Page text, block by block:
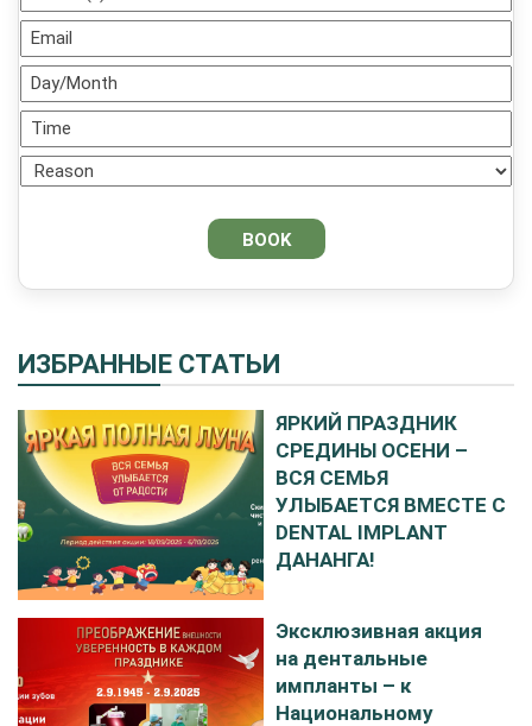
ИЗБРАННЫЕ СТАТЬИ
ЯРКИЙ ПРАЗДНИК
СРЕДИНЫ ОСЕНИ –
ВСЯ СЕМЬЯ
УЛЫБАЕТСЯ ВМЕСТЕ С
DENTAL IMPLANT
ДАНАНГА!
Эксклюзивная акция
на дентальные
импланты – к
Национальному